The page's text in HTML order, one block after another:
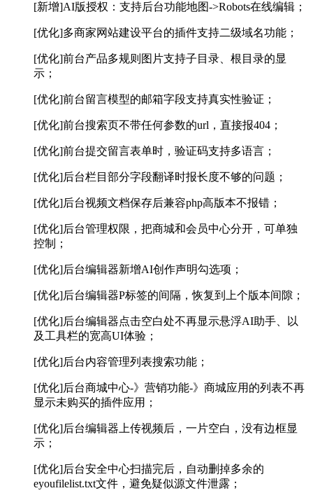
[新增]AI版授权：支持后台功能地图->Robots在线编辑；
[优化]多商家网站建设平台的插件支持二级域名功能；
[优化]前台产品多规则图片支持子目录、根目录的显
示；
[优化]前台留言模型的邮箱字段支持真实性验证；
[优化]前台搜索页不带任何参数的url，直接报404；
[优化]前台提交留言表单时，验证码支持多语言；
[优化]后台栏目部分字段翻译时报长度不够的问题；
[优化]后台视频文档保存后兼容php高版本不报错；
[优化]后台管理权限，把商城和会员中心分开，可单独
控制；
[优化]后台编辑器新增AI创作声明勾选项；
[优化]后台编辑器P标签的间隔，恢复到上个版本间隙；
[优化]后台编辑器点击空白处不再显示悬浮AI助手、以
及工具栏的宽高UI体验；
[优化]后台内容管理列表搜索功能；
[优化]后台商城中心-》营销功能-》商城应用的列表不再
显示未购买的插件应用；
[优化]后台编辑器上传视频后，一片空白，没有边框显
示；
[优化]后台安全中心扫描完后，自动删掉多余的
eyoufilelist.txt文件，避免疑似源文件泄露；